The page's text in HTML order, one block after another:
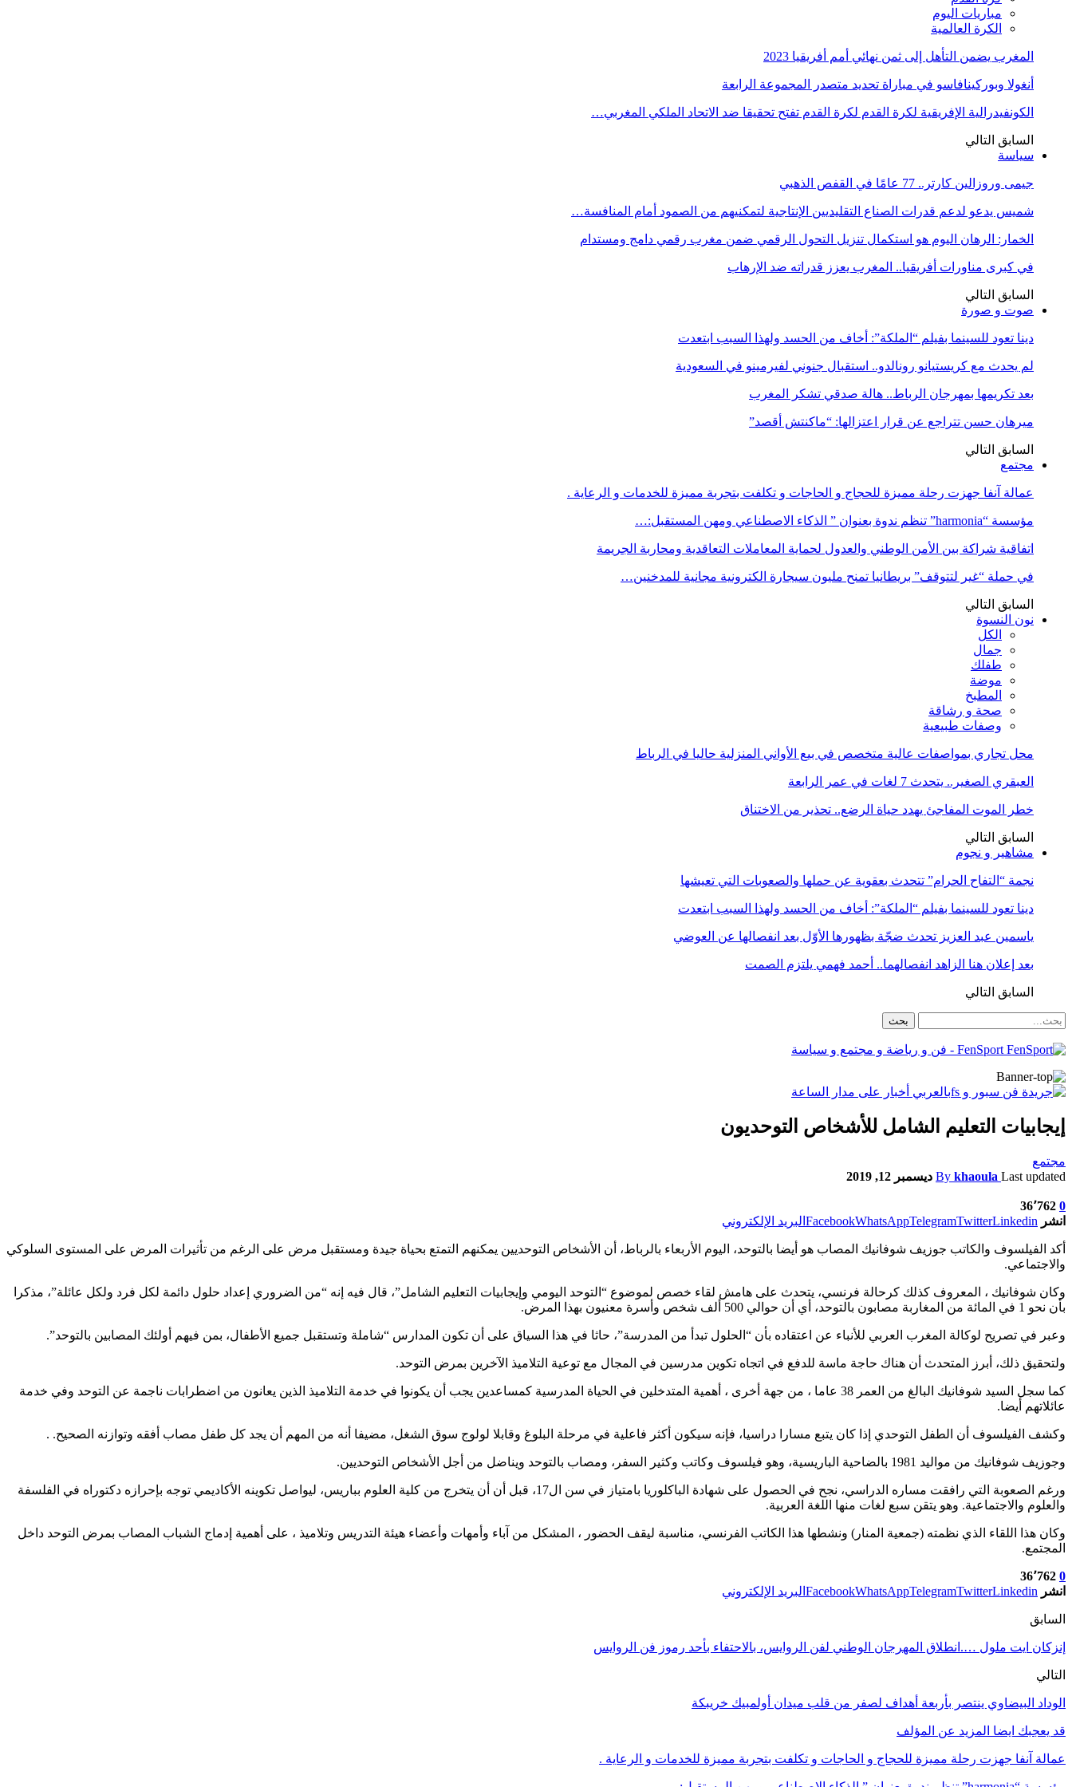
مباريات اليوم
الكرة العالمية
المغرب يضمن التأهل إلى ثمن نهائي أمم أفريقيا 2023
أنغولا وبوركينافاسو في مباراة تحديد متصدر المجموعة الرابعة
الكونفيدرالية الإفريقية لكرة القدم لكرة القدم تفتح تحقيقا ضد الاتحاد الملكي المغربي…
السابق التالي
سياسة
جيمى وروزالين كارتر.. 77 عامًا في القفص الذهبي
شميس يدعو لدعم قدرات الصناع التقليديين الإنتاجية لتمكنيهم من الصمود أمام المنافسة…
الخمار: الرهان اليوم هو استكمال تنزيل التحول الرقمي ضمن مغرب رقمي دامج ومستدام
في كبرى مناورات أفريقيا.. المغرب يعزز قدراته ضد الإرهاب
السابق التالي
صوت و صورة
دينا تعود للسينما بفيلم “الملكة”: أخاف من الحسد ولهذا السبب ابتعدت
لم يحدث مع كريستيانو رونالدو.. استقبال جنوني لفيرمينو في السعودية
بعد تكريمها بمهرجان الرباط.. هالة صدقي تشكر المغرب
ميرهان حسن تتراجع عن قرار اعتزالها: “ماكنتش أقصد”
السابق التالي
مجتمع
عمالة آنفا جهزت رحلة مميزة للحجاج و الحاجات و تكلفت بتجربة مميزة للخدمات و الرعاية .
مؤسسة “harmonia” تنظم ندوة بعنوان ” الذكاء الاصطناعي ومهن المستقبل:…
اتفاقية شراكة بين الأمن الوطني والعدول لحماية المعاملات التعاقدية ومحاربة الجريمة
في حملة “غير لتتوقف” بريطانيا تمنح مليون سيجارة الكترونية مجانية للمدخنين…
السابق التالي
نون النسوة
الكل
جمال
طفلك
موضة
المطبخ
صحة و رشاقة
وصفات طبيعية
محل تجاري بمواصفات عالية متخصص في بيع الأواني المنزلية حاليا في الرباط
العبقري الصغير.. يتحدث 7 لغات في عمر الرابعة
خطر الموت المفاجئ يهدد حياة الرضع.. تحذير من الاختناق
السابق التالي
مشاهير و نجوم
نجمة “التفاح الحرام” تتحدث بعقوية عن حملها والصعوبات التي تعيشها
دينا تعود للسينما بفيلم “الملكة”: أخاف من الحسد ولهذا السبب ابتعدت
ياسمين عبد العزيز تحدث ضجّة بظهورها الأوّل بعد انفصالها عن العوضي
بعد إعلان هنا الزاهد انفصالهما.. أحمد فهمي يلتزم الصمت
السابق التالي
FenSport - فن و رياضة و مجتمع و سياسة
إيجابيات التعليم الشامل للأشخاص التوحديون
مجتمع
By khaoula Last updated ديسمبر 12, 2019
0 36٬762
انشر
FacebookWhatsAppTelegramTwitterLinkedin البريد الإلكتروني
أكد الفيلسوف والكاتب جوزيف شوفانيك المصاب هو أيضا بالتوحد، اليوم الأربعاء بالرباط، أن الأشخاص التوحديين يمكنهم التمتع بحياة جيدة ومستقبل مرض على الرغم من تأثيرات المرض على المستوى السلوكي
والاجتماعي.
وكان شوفانيك ، المعروف كذلك كرحالة فرنسي، يتحدث على هامش لقاء خصص لموضوع “التوحد اليومي وإيجابيات التعليم الشامل”، قال فيه إنه “من الضروري إعداد حلول دائمة لكل فرد ولكل عائلة”، مذكرا
بأن نحو 1 في المائة من المغاربة مصابون بالتوحد، أي أن حوالي 500 ألف شخص وأسرة معنيون بهذا المرض.
وعبر في تصريح لوكالة المغرب العربي للأنباء عن اعتقاده بأن “الحلول تبدأ من المدرسة”، حاثا في هذا السياق على أن تكون المدارس “شاملة وتستقبل جميع الأطفال، بمن فيهم أولئك المصابين بالتوحد”.
ولتحقيق ذلك، أبرز المتحدث أن هناك حاجة ماسة للدفع في اتجاه تكوين مدرسين في المجال مع توعية التلاميذ الآخرين بمرض التوحد.
كما سجل السيد شوفانيك البالغ من العمر 38 عاما ، من جهة أخرى ، أهمية المتدخلين في الحياة المدرسية كمساعدين يجب أن يكونوا في خدمة التلاميذ الذين يعانون من اضطرابات ناجمة عن التوحد وفي خدمة
عائلاتهم أيضا.
وكشف الفيلسوف أن الطفل التوحدي إذا كان يتبع مسارا دراسيا، فإنه سيكون أكثر فاعلية في مرحلة البلوغ وقابلا لولوج سوق الشغل، مضيفا أنه من المهم أن يجد كل طفل مصاب أفقه وتوازنه الصحيح. .
وجوزيف شوفانيك من مواليد 1981 بالضاحية الباريسية، وهو فيلسوف وكاتب وكثير السفر، ومصاب بالتوحد ويناضل من أجل الأشخاص التوحديين.
ورغم الصعوبة التي رافقت مساره الدراسي، نجح في الحصول على شهادة الباكلوريا بامتياز في سن ال17، قبل أن أن يتخرج من كلية العلوم بباريس، ليواصل تكوينه الأكاديمي توجه بإحرازه دكتوراه في الفلسفة
والعلوم والاجتماعية. وهو يتقن سبع لغات منها اللغة العربية.
وكان هذا اللقاء الذي نظمته (جمعية المنار) ونشطها هذا الكاتب الفرنسي، مناسبة ليقف الحضور ، المشكل من آباء وأمهات وأعضاء هيئة التدريس وتلاميذ ، على أهمية إدماج الشباب المصاب بمرض التوحد داخل
المجتمع.
0 36٬762
انشر
FacebookWhatsAppTelegramTwitterLinkedin البريد الإلكتروني
السابق
إنزكان ايت ملول ….انطلاق المهرجان الوطني لفن الروايس، بالاحتفاء بأحد رموز فن الروايس
التالي
الوداد البيضاوي ينتصر بأربعة أهداف لصفر من قلب ميدان أولمبيك خريبكة
قد يعجبك ايضا المزيد عن المؤلف
عمالة آنفا جهزت رحلة مميزة للحجاج و الحاجات و تكلفت بتجربة مميزة للخدمات و الرعاية .